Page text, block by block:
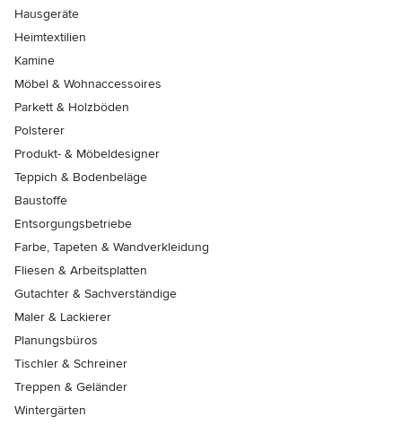
Hausgeräte
Heimtextilien
Kamine
Möbel & Wohnaccessoires
Parkett & Holzböden
Polsterer
Produkt- & Möbeldesigner
Teppich & Bodenbeläge
Baustoffe
Entsorgungsbetriebe
Farbe, Tapeten & Wandverkleidung
Fliesen & Arbeitsplatten
Gutachter & Sachverständige
Maler & Lackierer
Planungsbüros
Tischler & Schreiner
Treppen & Geländer
Wintergärten